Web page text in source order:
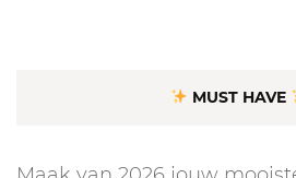
MUST HAVE